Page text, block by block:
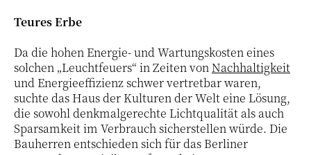
Teures Erbe
Da die hohen Energie- und Wartungskosten eines
solchen „Leuchtfeuers“ in Zeiten vonNachhaltigkeit
und Energieeffizienz schwer vertretbar waren,
suchte das Haus der Kulturen der Welt eine Lösung,
die sowohl denkmalgerechte Lichtqualität als auch
Sparsamkeit im Verbrauch sicherstellen würde. Die
Bauherren entschieden sich für das Berliner